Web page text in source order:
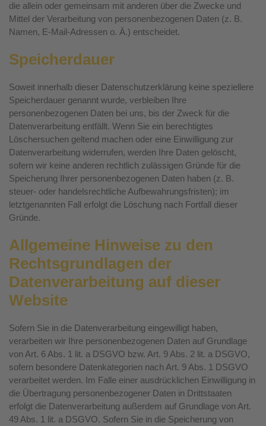
die allein oder gemeinsam mit anderen über die Zwecke und
Mittel der Verarbeitung von personenbezogenen Daten (z. B.
Namen, E-Mail-Adressen o. Ä.) entscheidet.
Speicherdauer
Soweit innerhalb dieser Datenschutzerklärung keine speziellere
Speicherdauer genannt wurde, verbleiben Ihre
personenbezogenen Daten bei uns, bis der Zweck für die
Datenverarbeitung entfällt. Wenn Sie ein berechtigtes
Löschersuchen geltend machen oder eine Einwilligung zur
Datenverarbeitung widerrufen, werden Ihre Daten gelöscht,
sofern wir keine anderen rechtlich zulässigen Gründe für die
Speicherung Ihrer personenbezogenen Daten haben (z. B.
steuer- oder handelsrechtliche Aufbewahrungsfristen); im
letztgenannten Fall erfolgt die Löschung nach Fortfall dieser
Gründe.
Allgemeine Hinweise zu den
Rechtsgrundlagen der
Datenverarbeitung auf dieser
Website
Sofern Sie in die Datenverarbeitung eingewilligt haben,
verarbeiten wir Ihre personenbezogenen Daten auf Grundlage
von Art. 6 Abs. 1 lit. a DSGVO bzw. Art. 9 Abs. 2 lit. a DSGVO,
sofern besondere Datenkategorien nach Art. 9 Abs. 1 DSGVO
verarbeitet werden. Im Falle einer ausdrücklichen Einwilligung in
die Übertragung personenbezogener Daten in Drittstaaten
erfolgt die Datenverarbeitung außerdem auf Grundlage von Art.
49 Abs. 1 lit. a DSGVO. Sofern Sie in die Speicherung von